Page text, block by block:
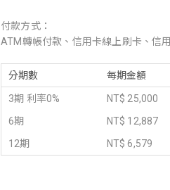
付款方式：
ATM轉帳付款、信用卡線上刷卡、信
分期數 每期金額
3期 利率0%
NT$ 25,000
6期
NT$ 12,887
12期
NT$ 6,579